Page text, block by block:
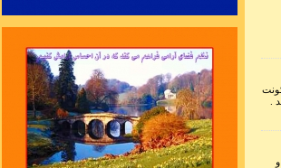
مژده که ایام غم نخواهد ماند
چنان نمانده است و چنین هم نخواهد ماند
.